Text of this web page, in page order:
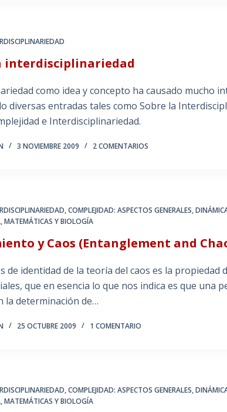
interdisciplinariedad
como idea y concepto ha causado mucho
diversas entradas tales como Sobre la
e Interdisciplinariedad.
3 NOVIEMBRE 2009 2 COMENTARIOS
,COMPLEJIDAD: ASPECTOS GENERALES,
MATEMÁTICAS Y BIOLOGÍA
y Caos (Entanglement and
de identidad de la teoría del caos es la propiedad
que en esencia lo que nos indica es que una
la determinación de…
25 OCTUBRE 2009 1 COMENTARIO
,COMPLEJIDAD: ASPECTOS GENERALES,
MATEMÁTICAS Y BIOLOGÍA